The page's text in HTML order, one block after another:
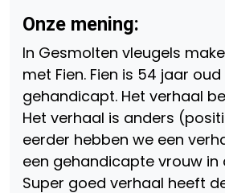
Onze mening:
In Gesmolten vleugels
met Fien. Fien is 54 jaar oud
gehandicapt. Het verhaal
Het verhaal is anders
eerder hebben we een
een gehandicapte vrouw in
Super goed verhaal heeft